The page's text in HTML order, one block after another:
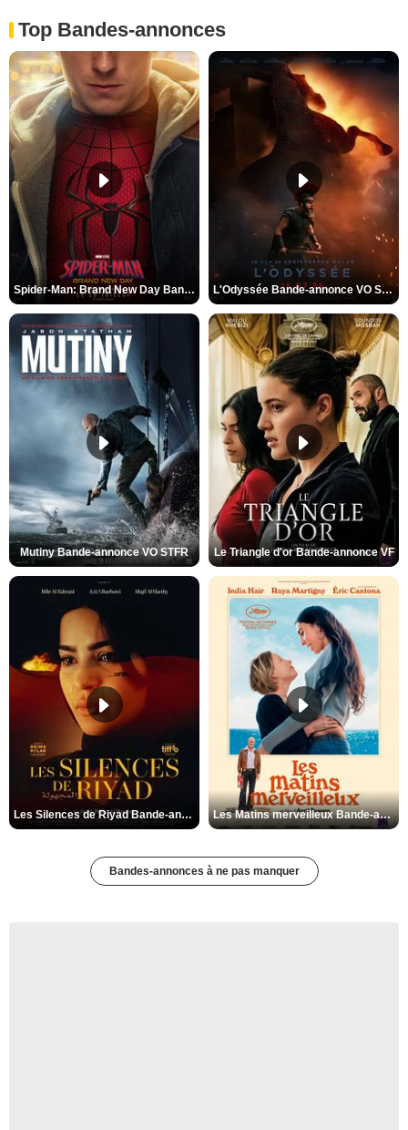
Top Bandes-annonces
Spider-Man: Brand New Day Bande-annonce VO STFR L'Odyssée Bande-annonce VO STFR
Mutiny Bande-annonce VO STFR Le Triangle d'or Bande-annonce VF
Les Silences de Riyad Bande-annonce VO STFR Les Matins merveilleux Bande-annonce VF
Bandes-annonces à ne pas manquer